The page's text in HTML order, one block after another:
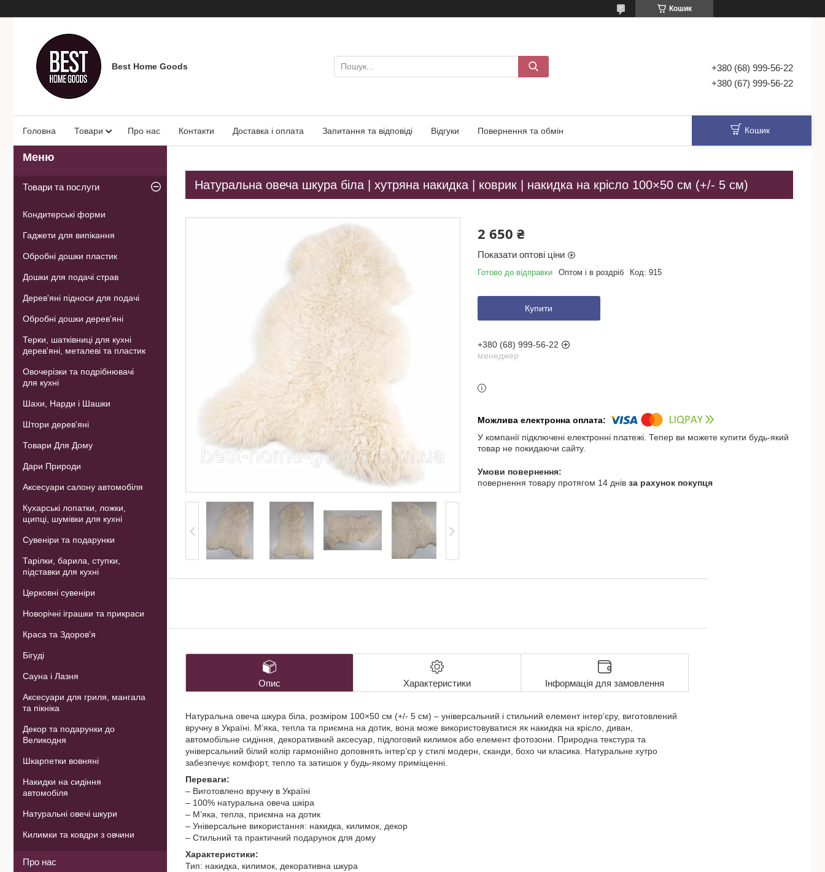
Кошик
Best Home Goods
+380 (68) 999-56-22
+380 (67) 999-56-22
Головна Товари Про нас Контакти Доставка і оплата Запитання та відповіді Відгуки Повернення та обмін Кошик
Натуральна овеча шкура біла | хутряна накидка | коврик | накидка на крісло 100×50 см (+/- 5 см)
2 650 ₴
Показати оптові ціни
Готово до відправки Оптом і в роздріб Код: 915
Купити
+380 (68) 999-56-22
менеджер
У компанії підключені електронні платежі. Тепер ви можете купити будь-який
товар не покидаючи сайту.
повернення товару протягом 14 днів за рахунок покупця
Опис Характеристики Інформація для замовлення
Натуральна овеча шкура біла, розміром 100×50 см (+/- 5 см) – універсальний і стильний елемент інтер’єру, виготовлений
вручну в Україні. М’яка, тепла та приємна на дотик, вона може використовуватися як накидка на крісло, диван,
автомобільне сидіння, декоративний аксесуар, підлоговий килимок або елемент фотозони. Природна текстура та
універсальний білий колір гармонійно доповнять інтер’єр у стилі модерн, сканди, бохо чи класика. Натуральне хутро
забезпечує комфорт, тепло та затишок у будь-якому приміщенні.
Переваги:
– Виготовлено вручну в Україні
– 100% натуральна овеча шкіра
– М’яка, тепла, приємна на дотик
– Універсальне використання: накидка, килимок, декор
– Стильний та практичний подарунок для дому
Характеристики:
Тип: накидка, килимок, декоративна шкура
Товари та послуги
Кондитерські форми
Гаджети для випікання
Обробні дошки пластик
Дошки для подачі страв
Дерев'яні підноси для подачі
Обробні дошки дерев'яні
Терки, шатківниці для кухні
дерев'яні, металеві та пластик
Овочерізки та подрібнювачі
для кухні
Шахи, Нарди і Шашки
Штори дерев'яні
Товари Для Дому
Дари Природи
Аксесуари салону автомобіля
Кухарські лопатки, ложки,
щипці, шумівки для кухні
Сувеніри та подарунки
Тарілки, барила, ступки,
підставки для кухні
Церковні сувеніри
Новорічні іграшки та прикраси
Краса та Здоров'я
Бігуді
Сауна і Лазня
Аксесуари для гриля, мангала
та пікніка
Декор та подарунки до
Великодня
Шкарпетки вовняні
Накидки на сидіння
автомобіля
Натуральні овечі шкури
Килимки та ковдри з овчини
Про нас